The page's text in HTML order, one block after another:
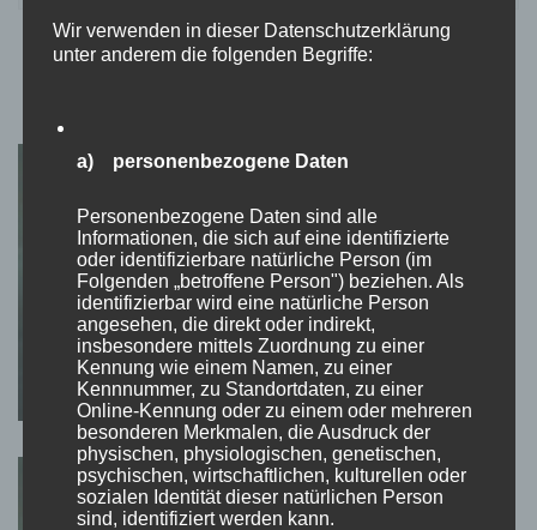
PODCAST: FOTO MEETS VIDEO
Folge 11: Spirituelle Momente,
Erleuchtungen und pure Inspiration
Wir verwenden in dieser Datenschutzerklärung
unter anderem die folgenden Begriffe:
a) personenbezogene Daten
Personenbezogene Daten sind alle
Informationen, die sich auf eine identifizierte
oder identifizierbare natürliche Person (im
Folgenden „betroffene Person") beziehen. Als
identifizierbar wird eine natürliche Person
angesehen, die direkt oder indirekt,
insbesondere mittels Zuordnung zu einer
Kennung wie einem Namen, zu einer
Kennnummer, zu Standortdaten, zu einer
Online-Kennung oder zu einem oder mehreren
besonderen Merkmalen, die Ausdruck der
physischen, physiologischen, genetischen,
psychischen, wirtschaftlichen, kulturellen oder
sozialen Identität dieser natürlichen Person
sind, identifiziert werden kann.